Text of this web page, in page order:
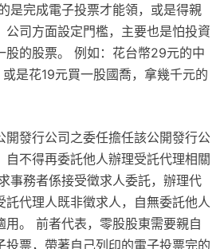
是完成電子投票才能領，或是得親
公司方面設定門檻，主要也是怕投資
股的股票。 例如：花台幣29元的中
是花19元買一股國喬，拿幾千元的
開發行公司之委任擔任該公開發行公
自不得再委託他人辦理受託代理相關
事務者係接受徵求人委託，辦理代
託代理人既非徵求人，自無委託他人
用。 前者代表，零股股東需要親自
投票，帶著自己列印的電子投票完的